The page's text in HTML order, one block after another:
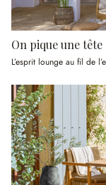
On pique une tête
L’esprit lounge au fil de